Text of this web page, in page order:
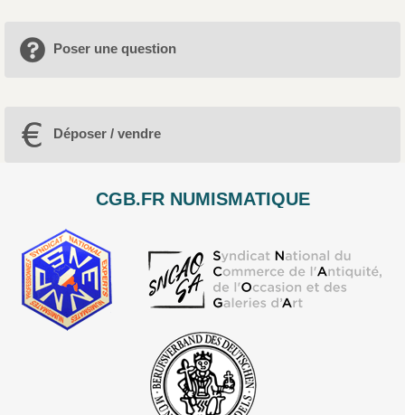
Poser une question
Déposer / vendre
CGB.FR NUMISMATIQUE